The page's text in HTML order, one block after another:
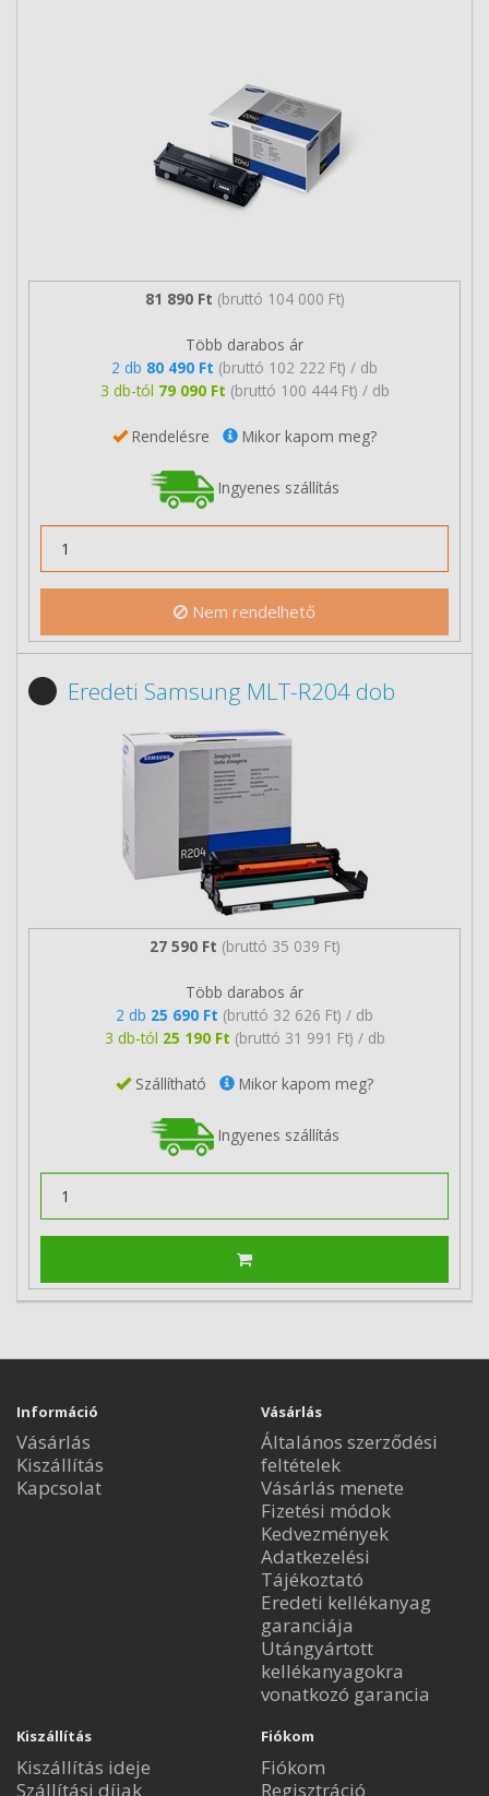
81 890 Ft (bruttó 104 000 Ft)
Több darabos ár
2 db 80 490 Ft (bruttó 102 222 Ft) / db
3 db-tól 79 090 Ft (bruttó 100 444 Ft) / db
Rendelésre Mikor kapom meg?
Ingyenes szállítás
Nem rendelhető
Eredeti Samsung MLT-R204 dob
27 590 Ft (bruttó 35 039 Ft)
Több darabos ár
2 db 25 690 Ft (bruttó 32 626 Ft) / db
3 db-tól 25 190 Ft (bruttó 31 991 Ft) / db
Szállítható Mikor kapom meg?
Ingyenes szállítás
Információ
Vásárlás
Kiszállítás
Kapcsolat
Vásárlás
Általános szerződési
feltételek
Vásárlás menete
Fizetési módok
Kedvezmények
Adatkezelési
Tájékoztató
Eredeti kellékanyag
garanciája
Utángyártott
kellékanyagokra
vonatkozó garancia
Kiszállítás
Kiszállítás ideje
Szállítási díjak
Fiókom
Fiókom
Regisztráció